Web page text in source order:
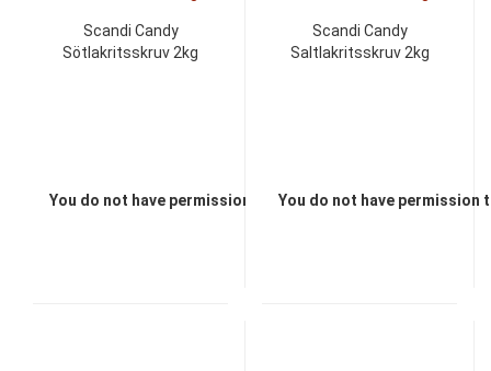
Scandi Candy
Sötlakritsskruv 2kg
You do not have permission to view the prices
Scandi Candy
Saltlakritsskruv 2kg
You do not have permission